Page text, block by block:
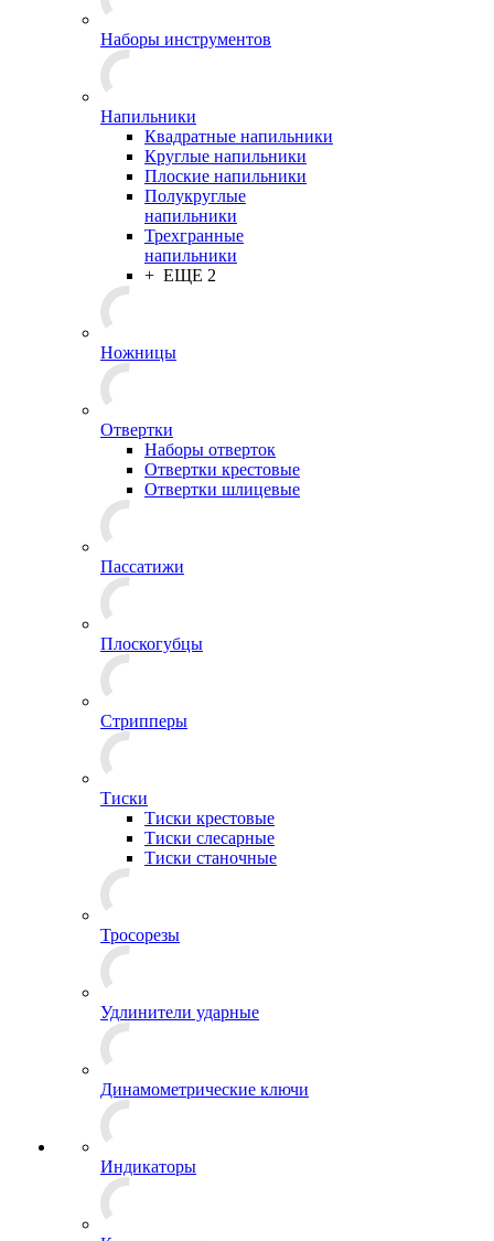
Наборы инструментов
Напильники
Квадратные напильники
Круглые напильники
Плоские напильники
Полукруглые
напильники
Трехгранные
напильники
+ ЕЩЕ 2
Ножницы
Отвертки
Наборы отверток
Отвертки крестовые
Отвертки шлицевые
Пассатижи
Плоскогубцы
Стрипперы
Тиски
Тиски крестовые
Тиски слесарные
Тиски станочные
Тросорезы
Удлинители ударные
Динамометрические ключи
Индикаторы